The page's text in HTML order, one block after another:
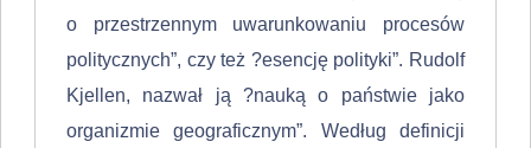
o przestrzennym uwarunkowaniu procesów
politycznych”, czy też ?esencję polityki”. Rudolf
Kjellen, nazwał ją ?na­uką o państwie jako
organizmie geograficznym”. Według definicji